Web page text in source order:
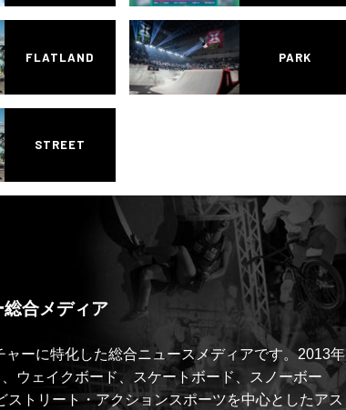
FLATLAND PARK
STREET
合メディア
ーに特化した総合ニュースメディアです。2013年
ウェイクボード、スケートボード、スノーボー
トリート・アクションスポーツを中心としたアス